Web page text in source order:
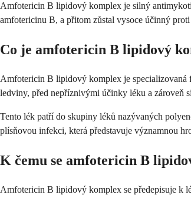
Amfotericin B lipidový komplex je silný
amfotericinu B, a přitom zůstal vysoce účinný
Co je amfotericin B lipidový
Amfotericin B lipidový komplex je specializovaná
ledviny, před nepříznivými účinky léku a zároveň
Tento lék patří do skupiny léků nazývaných
plísňovou infekci, která představuje významnou
K čemu se amfotericin B
Amfotericin B lipidový komplex se předepisuje k